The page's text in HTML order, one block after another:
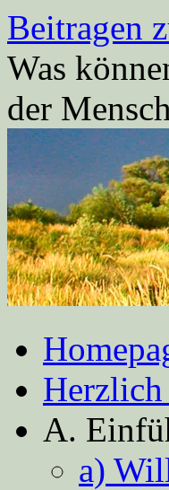
Zum
Inhalt
springen
Beitragen
Was
der
A.
a)